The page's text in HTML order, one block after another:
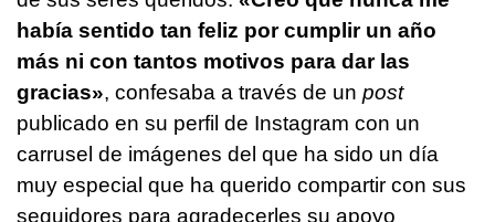
había sentido tan feliz por cumplir un año
más ni con tantos motivos para dar las
gracias», confesaba a través de un post
publicado en su perfil de Instagram con un
carrusel de imágenes del que ha sido un día
muy especial que ha querido compartir con sus
seguidores para agradecerles su apoyo